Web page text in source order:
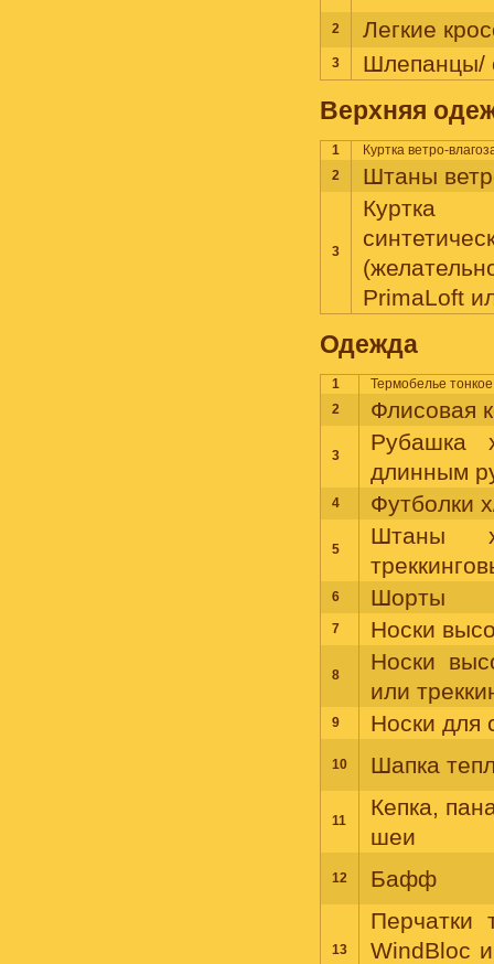
2 Легкие
3 Шлепанцы/
Верхняя
1
Куртка ветро-
2
Штаны
3
PrimaLoft
Одежда
1
Термобелье
2
Флисовая
3
Рубашка
длинным
4 Футболки
5
Штаны
6 Шорты
7 Носки
8
Носки
или
9 Носки для
10 Шапка
11
Кепка,
шеи
12 Бафф
13
Перчатки
WindBloc